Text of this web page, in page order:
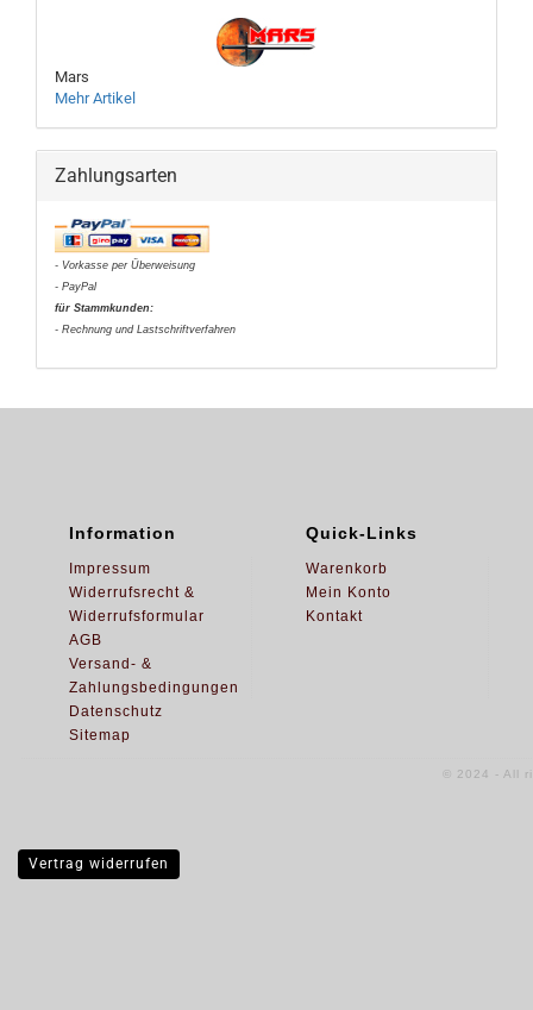
Mars
Mehr Artikel
Zahlungsarten
- Vorkasse per Überweisung
- PayPal
für Stammkunden:
- Rechnung und Lastschriftverfahren
Information
Impressum
Widerrufsrecht &
Widerrufsformular
AGB
Versand- &
Zahlungsbedingungen
Datenschutz
Sitemap
Quick-Links
Warenkorb
Mein Konto
Kontakt
© 2024 - All
Vertrag widerrufen